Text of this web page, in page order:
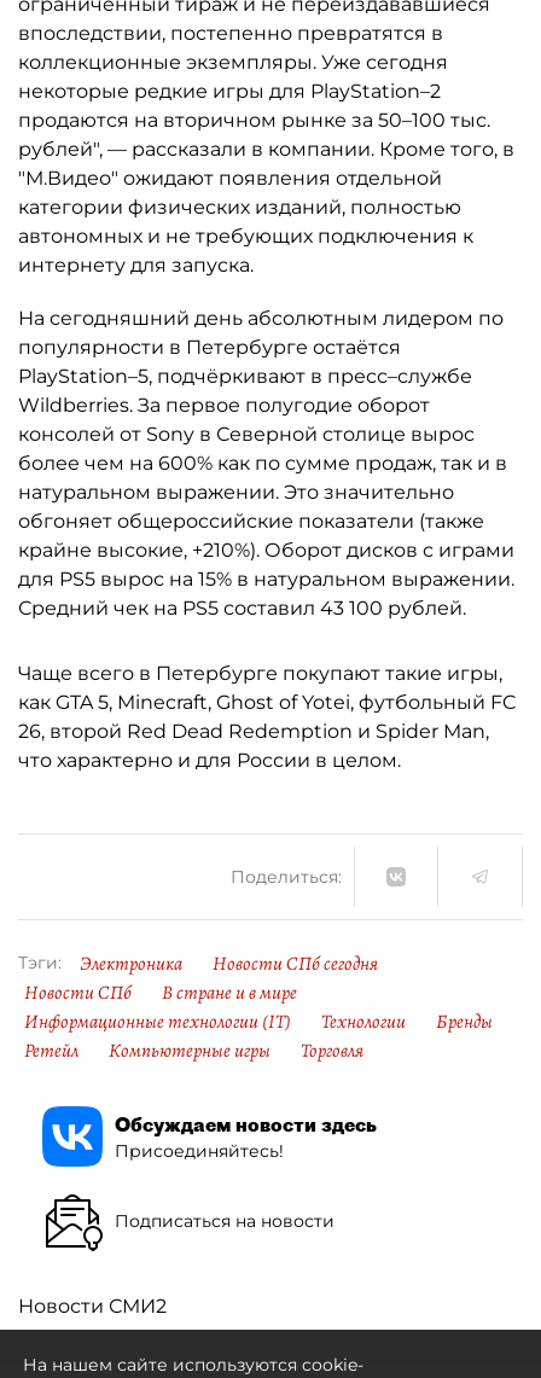
впоследствии, постепенно превратятся в
коллекционные экземпляры. Уже сегодня
некоторые редкие игры для PlayStation–2
продаются на вторичном рынке за 50–100 тыс.
рублей", — рассказали в компании. Кроме того, в
"М.Видео" ожидают появления отдельной
категории физических изданий, полностью
автономных и не требующих подключения к
интернету для запуска.
На сегодняшний день абсолютным лидером по
популярности в Петербурге остаётся
PlayStation–5, подчёркивают в пресс–службе
Wildberries. За первое полугодие оборот
консолей от Sony в Северной столице вырос
более чем на 600% как по сумме продаж, так и в
натуральном выражении. Это значительно
обгоняет общероссийские показатели (также
крайне высокие, +210%). Оборот дисков с играми
для PS5 вырос на 15% в натуральном выражении.
Средний чек на PS5 составил 43 100 рублей.
Чаще всего в Петербурге покупают такие игры,
как GTA 5, Minecraft, Ghost of Yotei, футбольный FC
26, второй Red Dead Redemption и Spider Man,
что характерно и для России в целом.
Поделиться:
Тэги: Электроника
Новости СПб сегодня
Новости СПб
В стране и в мире
Информационные технологии (IT)
Технологии
Бренды
Ретейл
Компьютерные игры Торговля
Обсуждаем новости здесь
Присоединяйтесь!
Подписаться на новости
Новости СМИ2
На нашем сайте используются cookie-